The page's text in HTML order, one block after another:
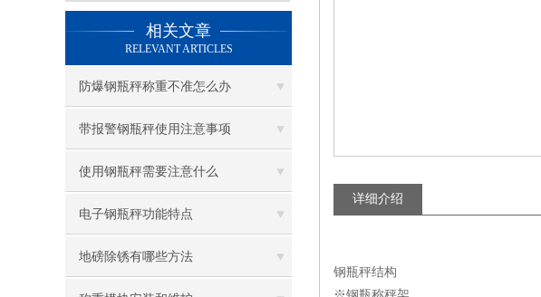
相关文章
RELEVANT ARTICLES
防爆钢瓶秤称重不准怎么办
带报警钢瓶秤使用注意事项
使用钢瓶秤需要注意什么
电子钢瓶秤功能特点
地磅除锈有哪些方法
详细介绍
钢瓶秤结构